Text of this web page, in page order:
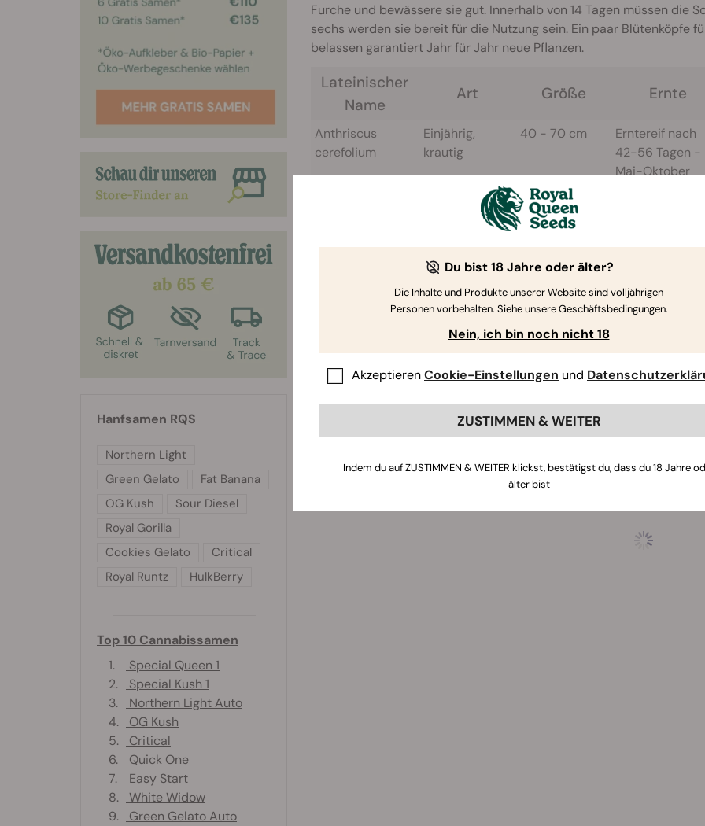
Furche und bewässere sie gut. Innerhalb von 14 Tagen müssen die
sechs werden sie bereit für die Nutzung sein. Ein paar Blütenköpfe
belassen garantiert Jahr für Jahr neue Pflanzen.
Lateinischer
Name
Art Größe Ernte
Anthriscus
cerefolium
Einjährig,
krautig
40 - 70 cm
Erntereif nach
42-56 Tagen -
Mai-Oktober
pH Boden Keimung Abstand
wachsen
Reich an
Nährstoffen mit
beigemengtem
7-14 Tage / 20°C
- benötigt Licht
25 - 30
cm
Hanfsamen RQS
Northern Light
Green Gelato
Fat Banana
OG Kush
Sour Diesel
Royal Gorilla
Cookies Gelato
Critical
Royal Runtz
HulkBerry
Top 10 Cannabissamen
1.
Special Queen 1
2.
Special Kush 1
3.
Northern Light Auto
4.
OG Kush
5.
Critical
6.
Quick One
7.
Easy Start
8.
White Widow
9.
Green Gelato Auto
Du bist 18 Jahre oder älter?
Die Inhalte und Produkte unserer Website sind volljährigen
Personen vorbehalten. Siehe unsere Geschäftsbedingungen.
Nein, ich bin noch nicht 18
AkzeptierenCookie-Einstellungen und
ZUSTIMMEN & WEITER
Indem du auf ZUSTIMMEN & WEITER klickst, bestätigst du, dass du 18 Jahre
älter bist